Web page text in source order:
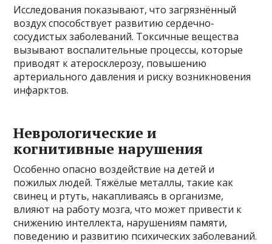
Исследования показывают, что загрязнённый
воздух способствует развитию сердечно-
сосудистых заболеваний. Токсичные вещества
вызывают воспалительные процессы, которые
приводят к атеросклерозу, повышению
артериального давления и риску возникновения
инфарктов.
Неврологические и
когнитивные нарушения
Особенно опасно воздействие на детей и
пожилых людей. Тяжёлые металлы, такие как
свинец и ртуть, накапливаясь в организме,
влияют на работу мозга, что может привести к
снижению интеллекта, нарушениям памяти,
поведению и развитию психических заболеваний.